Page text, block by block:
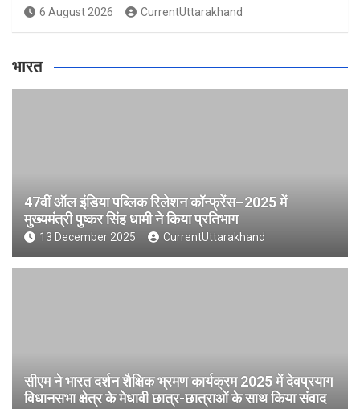
6 August 2026 CurrentUttarakhand
भारत
47वीं ऑल इंडिया पब्लिक रिलेशन कॉन्फ्रेंस–2025 में
मुख्यमंत्री पुष्कर सिंह धामी ने किया प्रतिभाग
13 December 2025 CurrentUttarakhand
सीएम ने भारत दर्शन शैक्षिक भ्रमण कार्यक्रम 2025 में देवप्रयाग
विधानसभा क्षेत्र के मेधावी छात्र-छात्राओं के साथ किया संवाद